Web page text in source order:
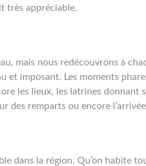
très appréciable.
mais nous redécouvrons à
et imposant. Les moments
les lieux, les latrines donnant
des remparts ou encore
dans la région. Qu’on habite